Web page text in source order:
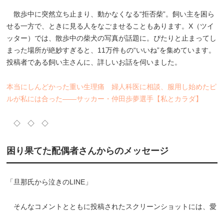
散歩中に突然立ち止まり、動かなくなる“拒否柴”。飼い主を困ら
せる一方で、ときに見る人をなごませることもあります。X（ツイ
ッター）では、散歩中の柴犬の写真が話題に。ぴたりと止まってし
まった場所が絶妙すぎると、11万件もの“いいね”を集めています。
投稿者である飼い主さんに、詳しいお話を伺いました。
本当にしんどかった重い生理痛 婦人科医に相談、服用し始めたピ
ルが私には合った――サッカー・仲田歩夢選手【私とカラダ】
◇ ◇ ◇
困り果てた配偶者さんからのメッセージ
「旦那氏から泣きのLINE」
そんなコメントとともに投稿されたスクリーンショットには、愛